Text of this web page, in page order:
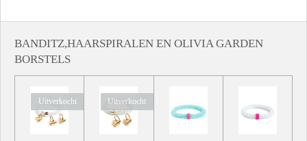
BANDITZ,HAARSPIRALEN EN OLIVIA GARDEN
BORSTELS
Uitverkocht Uitverkocht